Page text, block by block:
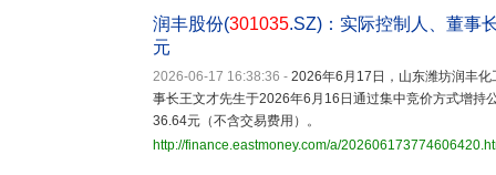
润丰股份(301035.SZ)：实际控制人、董事
元
2026-06-17 16:38:36 - 2026年6月17日，山东潍坊润丰化
事长王文才先生于2026年6月16日通过集中竞价方式增
36.64元（不含交易费用）。
http://finance.eastmoney.com/a/